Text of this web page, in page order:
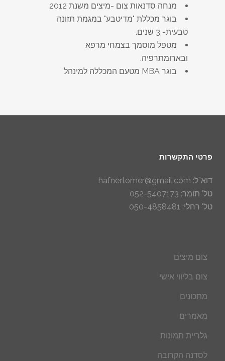
מנחה סדנאות צום -מיצים משנת 2012
בוגר מכללת "מדיטבע" במגמת תזונה
טבעית- 3 שנים.
מטפל מוסמך בצמחי מרפא
ובארומתרפיה.
בוגר MBA מטעם המכללה למינהל
פרטי התקשרות
דוא”ל: hafnertomer@gmail.com
טל’ תומר: 052-5407173
טל' רחלי: 050-4858481
צום מיצים
צום בליווי אישי
מתכונים
מאמרים
גלריית תמונות
לסדנה הקרובה